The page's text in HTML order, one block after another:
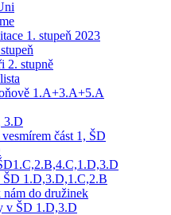
1. stupeň 2023
2. stupně
1.A+3.A+5.A
3.D
část 1, ŠD
1.D,3.D,1.C,2.B
do družinek
v ŠD 1.D,3.D